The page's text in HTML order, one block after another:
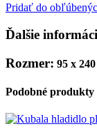
Pridať do
Ďalšie
Rozmer: 95 x
Podobné produkty